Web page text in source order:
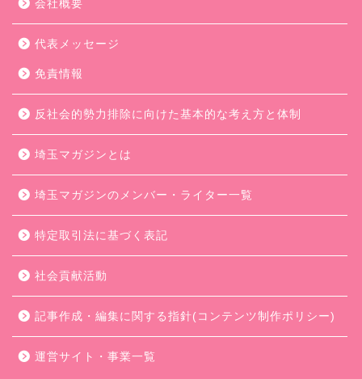
会社概要
代表メッセージ
免責情報
反社会的勢力排除に向けた基本的な考え方と体制
埼玉マガジンとは
埼玉マガジンのメンバー・ライター一覧
特定取引法に基づく表記
社会貢献活動
記事作成・編集に関する指針(コンテンツ制作ポリシー)
運営サイト・事業一覧